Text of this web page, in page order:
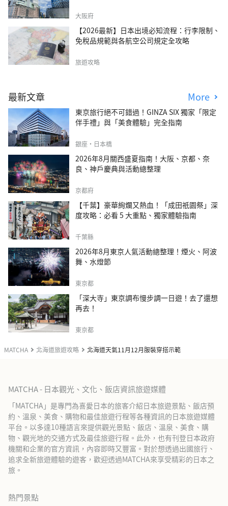
MATCHA 北海道旅遊攻略 北海道天氣11月12月服裝穿搭示範
大阪府
【2026最新】日本出境必知流程：行李限制、
免稅品規範與各航空公司規定全攻略
旅遊攻略
最新文章 More
東京旅行絕不可錯過！GINZA SIX 獨家「限定
伴手禮」與「美食體驗」完全指南
銀座・日本橋
2026年8月關西盛夏指南！大阪、京都、奈
良、神戶慶典與活動總整理
京都府
【千葉】豪華絢爛又熱血！「成田祇園祭」深
度攻略：必看 5 大重點、獨家體驗指南
千葉縣
2026年8月東京人氣活動總整理！煙火、阿波
舞、水燈節
東京都
「深大寺」東京調布慢步調一日遊！去了還想
再去！
東京都
MATCHA - 日本觀光、文化、飯店資訊旅遊媒體
「MATCHA」是專門為喜愛日本的旅客介紹日本旅遊景點、飯店預
約、溫泉、美食、購物和最佳旅遊行程等各種資訊的日本旅遊媒體
平台。以多達10種語言來提供觀光景點、飯店、溫泉、美食、購
物、觀光地的交通方式及最佳旅遊行程。此外，也有刊登日本政府
機關和企業的官方資訊，內容即時又豐富。對於想透過出國旅行、
追求全新旅遊體驗的遊客，歡迎透過MATCHA來享受精彩的日本之
旅。
熱門景點